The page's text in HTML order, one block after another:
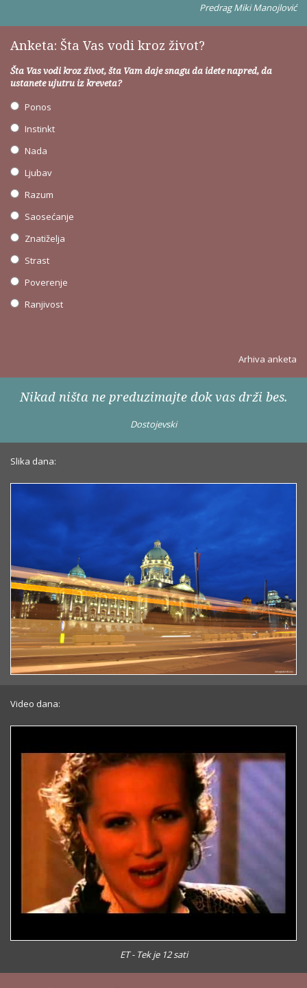
Predrag Miki Manojlović
Anketa: Šta Vas vodi kroz život?
Šta Vas vodi kroz život, šta Vam daje snagu da idete napred, da
ustanete ujutru iz kreveta?
Ponos
Instinkt
Nada
Ljubav
Razum
Saosećanje
Znatiželja
Strast
Poverenje
Ranjivost
Arhiva anketa
Nikad ništa ne preduzimajte dok vas drži bes.
Dostojevski
Slika dana:
Video dana:
ET - Tek je 12 sati